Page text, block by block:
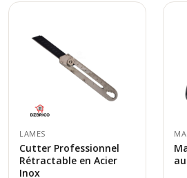
LAMES
Cutter Professionnel
Rétractable en Acier
Inox